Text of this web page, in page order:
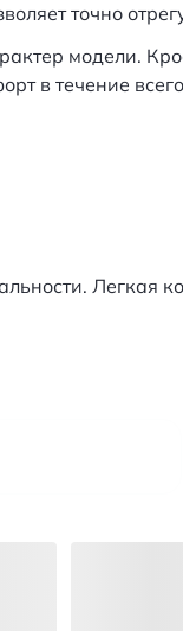
точно
модели.
в течение
Легкая